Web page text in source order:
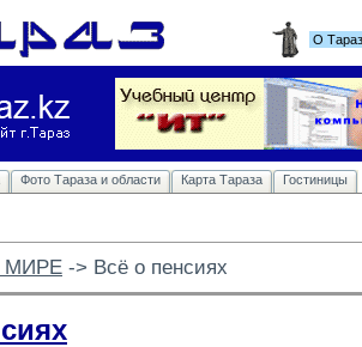
О
Фото Тараза и области Карта Тараза Гостиницы
МИРЕ -> Всё о пенсиях